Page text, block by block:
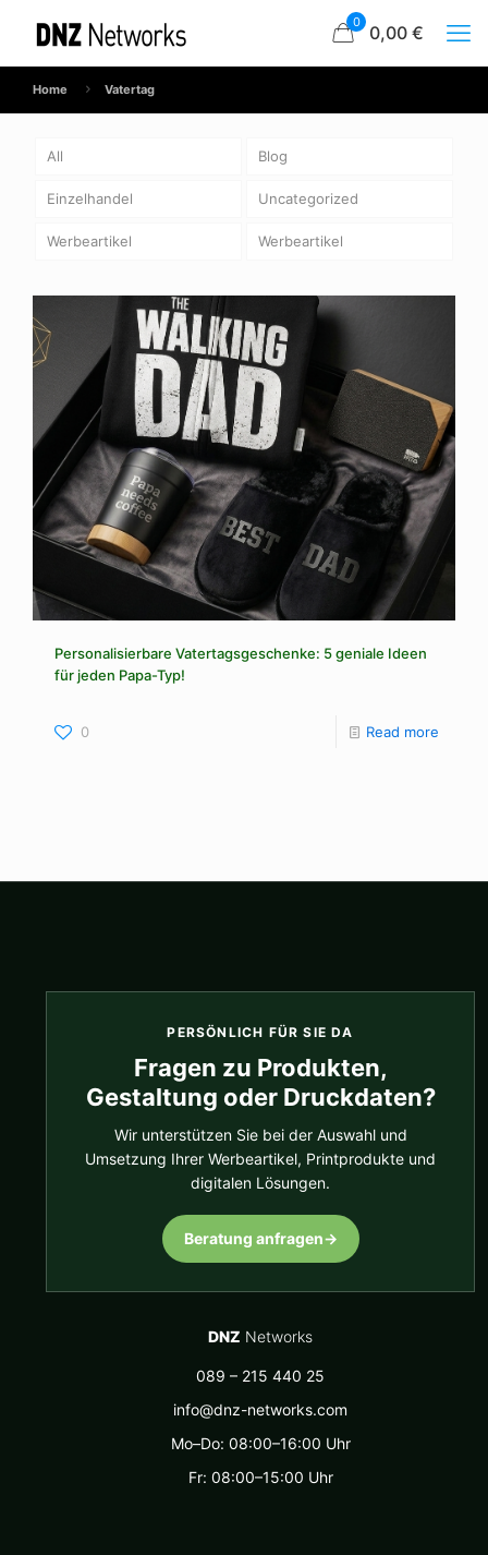
0 0,00 €
Home Vatertag
All Blog
Einzelhandel Uncategorized
Werbeartikel Werbeartikel
Personalisierbare Vatertagsgeschenke: 5 geniale Ideen
für jeden Papa-Typ!
0 Read more
PERSÖNLICH FÜR SIE DA
Fragen zu Produkten,
Gestaltung oder Druckdaten?
Wir unterstützen Sie bei der Auswahl und
Umsetzung Ihrer Werbeartikel, Printprodukte und
digitalen Lösungen.
Beratung anfragen→
DNZ Networks
089 – 215 440 25
info@dnz-networks.com
Mo–Do: 08:00–16:00 Uhr
Fr: 08:00–15:00 Uhr